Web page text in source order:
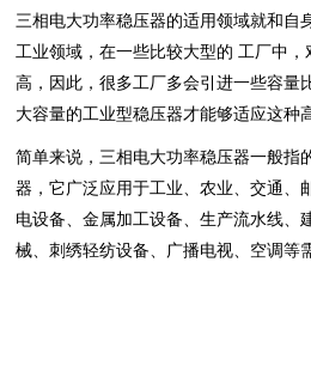
三相电大功率稳压器的适用领域就和自
工业领域，在一些比较大型的 工厂中
高，因此，很多工厂多会引进一些容量
大容量的工业型稳压器才能够适应这种
简单来说，三相电大功率稳压器一般指
器，它广泛应用于工业、农业、交通、
电设备、金属加工设备、生产流水线、
械、刺绣轻纺设备、广播电视、空调等